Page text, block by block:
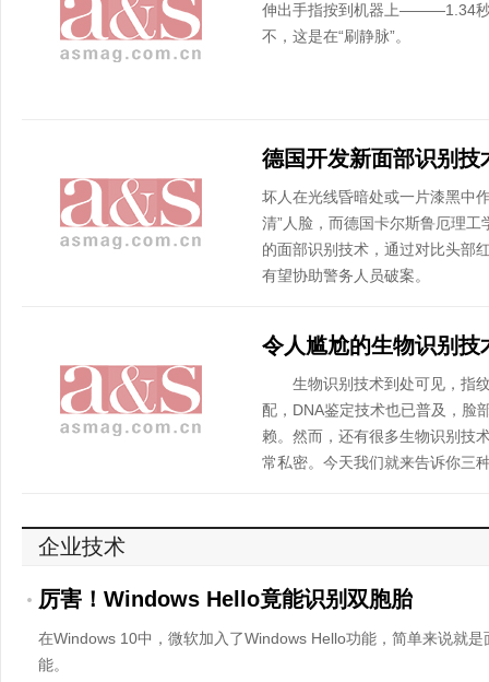
伸出手指按到机器上———1.34秒
不，这是在“刷静脉”。
坏人在光线昏暗处或一片漆黑中
清”人脸，而德国卡尔斯鲁厄理
的面部识别技术，通过对比头部
有望协助警务人员破案。
生物识别技术到处可见，指纹
配，DNA鉴定技术也已普及，脸
赖。然而，还有很多生物识别技
常私密。今天我们就来告诉你三
企业技术
厉害！Windows Hello竟能识别双胞胎
在Windows 10中，微软加入了Windows Hello功能，简单来说就
能。